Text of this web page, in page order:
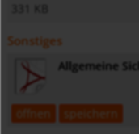
331 KB
Sonstiges
Allgemeine
öffnen speichern